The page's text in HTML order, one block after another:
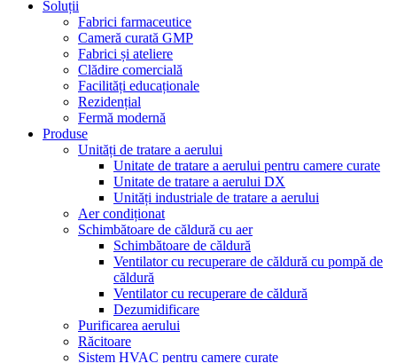
Soluții
Fabrici farmaceutice
Cameră curată GMP
Fabrici și ateliere
Clădire comercială
Facilități educaționale
Rezidențial
Fermă modernă
Produse
Unități de tratare a aerului
Unitate de tratare a aerului pentru camere curate
Unitate de tratare a aerului DX
Unități industriale de tratare a aerului
Aer condiționat
Schimbătoare de căldură cu aer
Schimbătoare de căldură
Ventilator cu recuperare de căldură cu pompă de
căldură
Ventilator cu recuperare de căldură
Dezumidificare
Purificarea aerului
Răcitoare
Sistem HVAC pentru camere curate